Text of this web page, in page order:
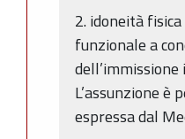
2. idoneità
funzionale a
L’assunzione
espressa dal